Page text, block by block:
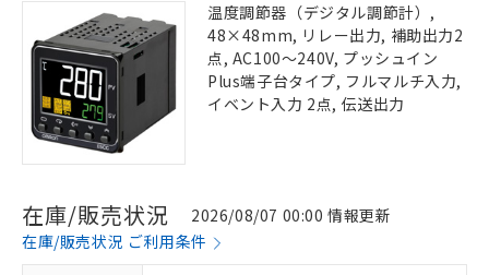
温度調節器（デジタル調節計）,
48×48mm, リレー出力, 補助出力2
点, AC100～240V, プッシュイン
Plus端子台タイプ, フルマルチ入力,
イベント入力 2点, 伝送出力
在庫/販売状況
2026/08/07 00:00 情報更新
在庫/販売状況 ご利用条件